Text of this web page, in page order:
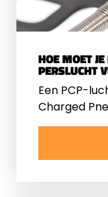
HOE MOET
PERSLUCHT
Een PCP-
Charged
populaire
bekend om